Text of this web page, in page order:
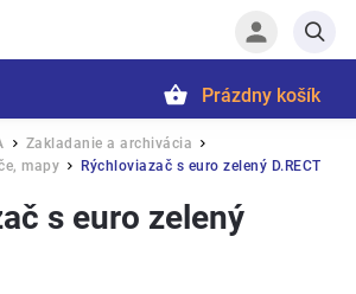
Prázdny košík
/ Zakladanie a archivácia /
mapy / Rýchloviazač s euro zelený D.RECT
s euro zelený